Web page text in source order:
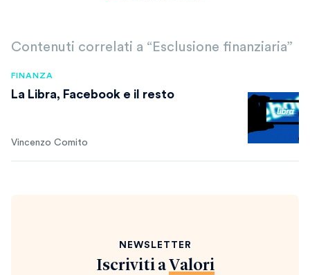
Contenuti correlati a “Esclusione finanziaria”
FINANZA
La Libra, Facebook e il resto
Vincenzo Comito
NEWSLETTER
Iscriviti a Valori